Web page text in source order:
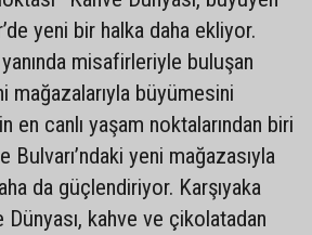
yeni bir halka daha ekliyor.
misafirleriyle buluşan
mağazalarıyla büyümesini
en canlı yaşam noktalarından biri
Bulvarı’ndaki yeni mağazasıyla
da güçlendiriyor. Karşıyaka
Dünyası, kahve ve çikolatadan